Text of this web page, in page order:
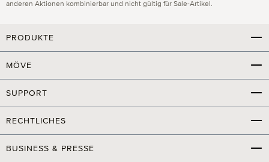
anderen Aktionen kombinierbar und nicht gültig für Sale-Artikel.
PRODUKTE
MÖVE
SUPPORT
RECHTLICHES
BUSINESS & PRESSE